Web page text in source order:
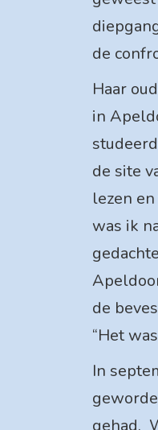
de
Haar
in
de site
lezen
was ik
de
“Het
In
gehad.